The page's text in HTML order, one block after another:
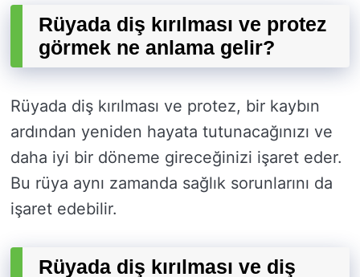
Rüyada diş kırılması ve protez
görmek ne anlama gelir?
Rüyada diş kırılması ve protez, bir kaybın
ardından yeniden hayata tutunacağınızı ve
daha iyi bir döneme gireceğinizi işaret eder.
Bu rüya aynı zamanda sağlık sorunlarını da
işaret edebilir.
Rüyada diş kırılması ve diş